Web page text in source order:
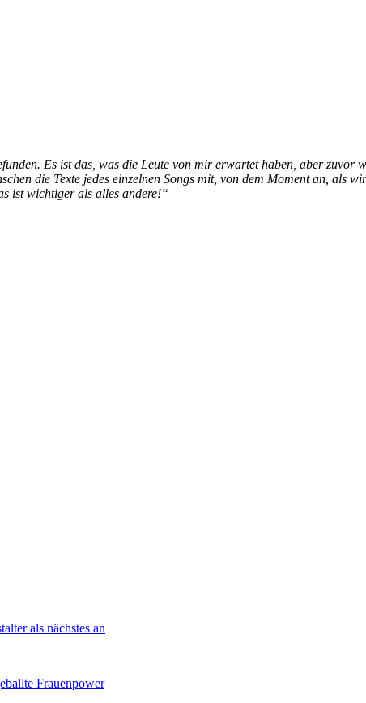
Es ist das, was die Leute von mir erwartet haben, aber zuvor
die Texte jedes einzelnen Songs mit, von dem Moment an, als
ist wichtiger als alles andere!“
als nächstes an
Frauenpower